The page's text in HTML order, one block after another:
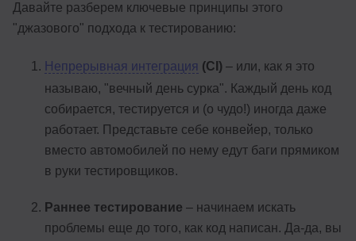
Давайте разберем ключевые принципы этого
"джазового" подхода к тестированию:
Непрерывная интеграция (CI) – или, как я это
называю, "вечный день сурка". Каждый день код
собирается, тестируется и (о чудо!) иногда даже
работает. Представьте себе конвейер, только
вместо автомобилей по нему едут баги прямиком
в руки тестировщиков.
Раннее тестирование – начинаем искать
проблемы еще до того, как код написан. Да-да, вы